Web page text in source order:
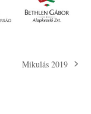
next
Mikulás 2019